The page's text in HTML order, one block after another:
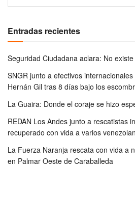
Entradas recientes
Seguridad Ciudadana aclara: No
SNGR junto a efectivos
Hernán Gil tras 8 días bajo los
La Guaira: Donde el coraje se hizo
REDAN Los Andes junto a rescatistas
recuperado con vida a varios
La Fuerza Naranja rescata con vida a
en Palmar Oeste de Caraballeda